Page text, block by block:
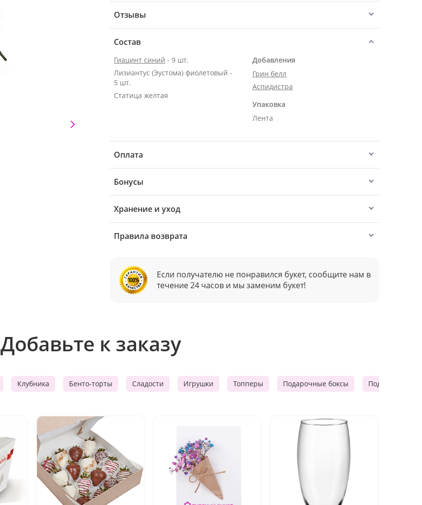
Отзывы
Состав
Гиацинт синий - 9 шт.
Лизиантус (Эустома) фиолетовый -
5 шт.
Статица желтая
Добавления
Грин белл
Аспидистра
Упаковка
Лента
Оплата
Бонусы
Хранение и уход
Правила возврата
Если получателю не понравился букет, сообщите нам в
течение 24 часов и мы заменим букет!
Добавьте к заказу
Клубника Бенто-торты Сладости Игрушки Топперы Подарочные боксы Подарочные